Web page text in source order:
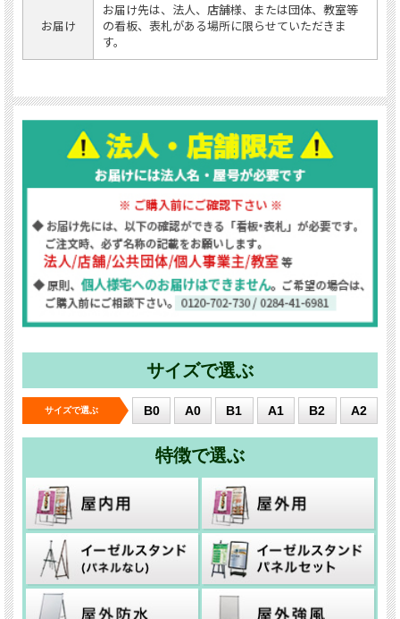
お届け
お届け先は、法人、店舗様、または団体、教室等
の看板、表札がある場所に限らせていただきま
す。